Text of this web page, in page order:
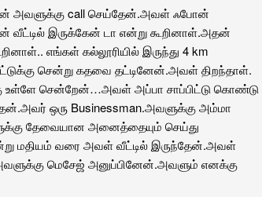
அவளுக்கு call செய்தேன்.அவள் ஃபோன்
வீட்டில் இருக்கேன் டா என்று கூறினாள்.அதன்
எங்கள் கல்லூரியில் இருந்து 4 km
சென்று கதவை தட்டினேன்.அவள் திறந்தாள்.
சென்றேன்…அவள் அப்பா சாப்பிட்டு கொண்டு
ஒரு Businessman.அவளுக்கு அம்மா
தேவையான அனைத்தையும் செய்து
மதியம் வரை அவள் வீட்டில் இருந்தேன்.அவள்
மெசேஜ் அனுப்பினேன்.அவளும் எனக்கு